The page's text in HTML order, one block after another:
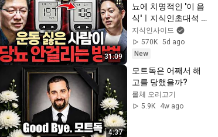
31:09
뇨에 치명적인 '이 음
식'ㅣ지식인초대석
EP.156 (이승훈 교수
2부)
지식인사이드
570K 5d ago
New
4:37
모트독은 어째서 해
고를 당했을까?
롤체 오리고기
5.9K
4w ago